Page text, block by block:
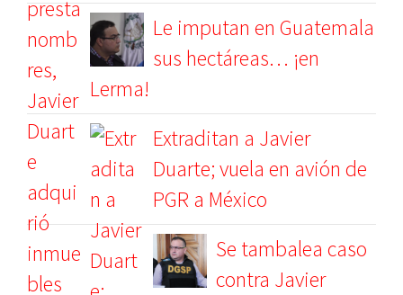
Le imputan en Guatemala
sus hectáreas… ¡en
Lerma!
Extraditan a Javier
Duarte; vuela en avión de
PGR a México
Se tambalea caso
contra Javier